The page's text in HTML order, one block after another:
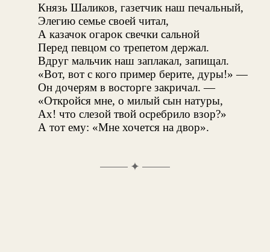
Князь Шаликов, газетчик наш печальный,
Элегию семье своей читал,
А казачок огарок свечки сальной
Перед певцом со трепетом держал.
Вдруг мальчик наш заплакал, запищал.
«Вот, вот с кого пример берите, дуры!» —
Он дочерям в восторге закричал. —
«Откройся мне, о милый сын натуры,
Ах! что слезой твой осребрило взор?»
А тот ему: «Мне хочется на двор».
✦